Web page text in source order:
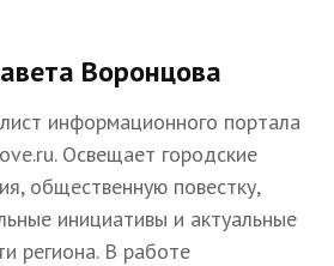
Воронцова
информационного портала
Освещает городские
общественную повестку,
инициативы и актуальные
региона. В работе